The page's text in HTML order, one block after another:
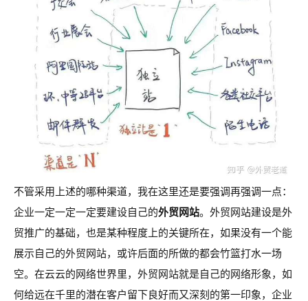
不管采用上述的哪种渠道，我在这里还是要强调再强调一点：
企业一定一定一定要建设自己的外贸网站。外贸网站建设是外
贸推广的基础，也是某种程度上的关键所在，如果没有一个能
展示自己的外贸网站，或许后面的所做的都会竹篮打水一场
空。在云云的网络世界里，外贸网站就是自己的网络形象，如
何给远在千里的潜在客户留下良好而又深刻的第一印象，企业